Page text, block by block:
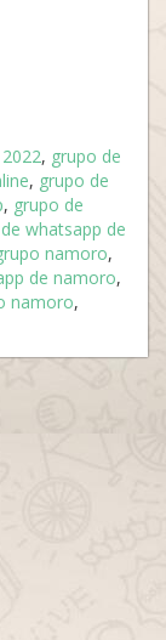
, grupo de
, grupo de
, grupo de
whatsapp de
namoro,
de namoro,
namoro,